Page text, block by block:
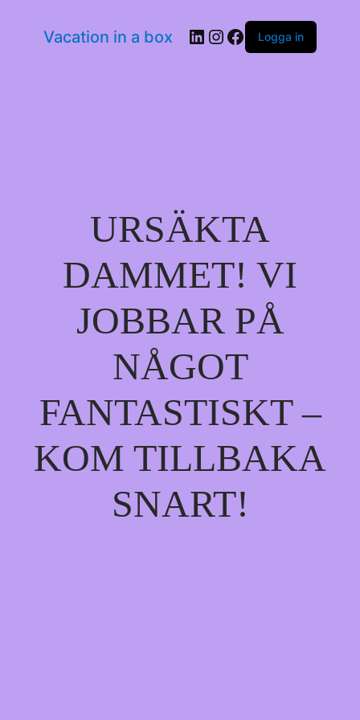
Vacation in a box LinkedIn
Instagram
Facebook
Logga in
URSÄKTA
DAMMET! VI
JOBBAR PÅ
NÅGOT
FANTASTISKT –
KOM TILLBAKA
SNART!